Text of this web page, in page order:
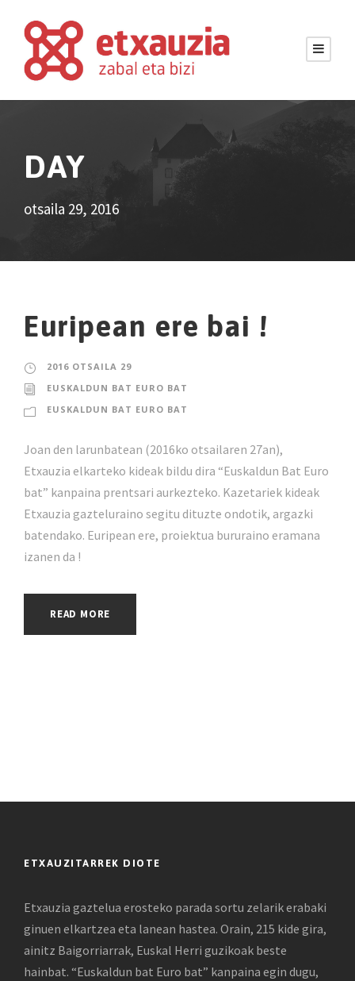
DAY
otsaila 29, 2016
Euripean ere bai !
2016 OTSAILA 29
EUSKALDUN BAT EURO BAT
EUSKALDUN BAT EURO BAT
Joan den larunbatean (2016ko otsailaren 27an),
Etxauzia elkarteko kideak bildu dira “Euskaldun Bat Euro
bat” kanpaina prentsari aurkezteko. Kazetariek kideak
Etxauzia gazteluraino segitu dituzte ondotik, argazki
batendako. Euripean ere, proiektua bururaino eramana
izanen da !
READ MORE
ETXAUZITARREK DIOTE
Etxauzia gaztelua erosteko parada sortu zelarik erabaki
ginuen elkartzea eta lanean hastea. Orain, 215 kide gira,
ainitz Baigorriarrak, Euskal Herri guzikoak beste
hainbat. “Euskaldun bat Euro bat” kanpaina egin dugu,